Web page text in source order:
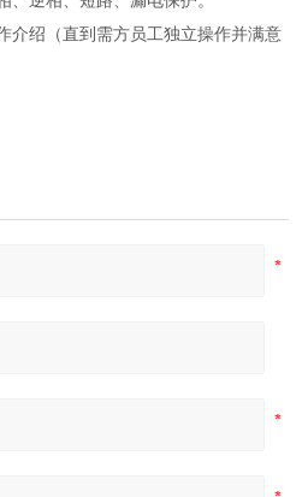
介绍（直到需方员工独立操作并满意